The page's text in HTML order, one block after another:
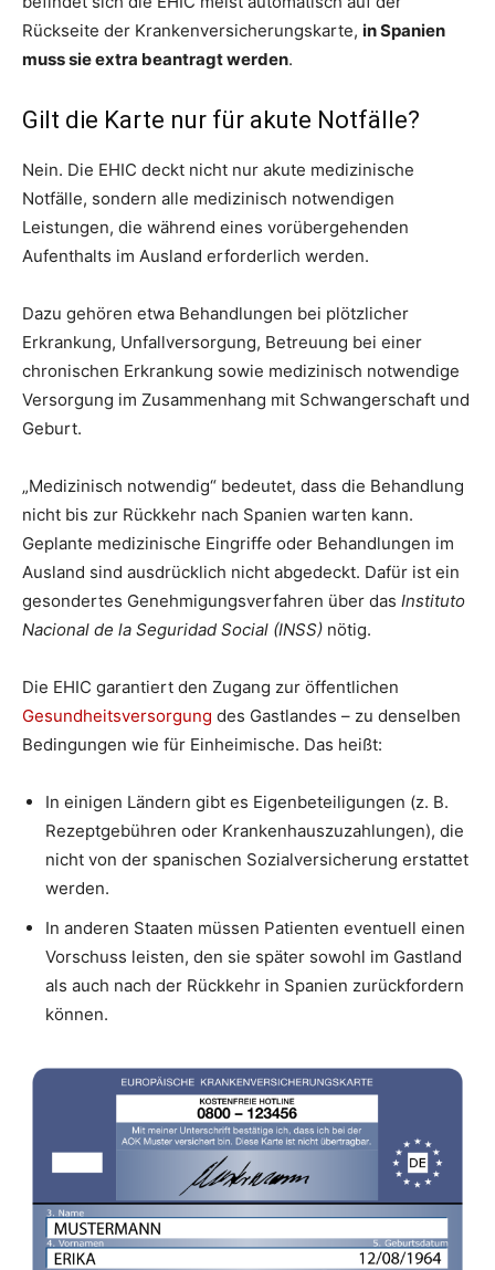
Rückseite der Krankenversicherungskarte, in Spanien
muss sie extra beantragt werden.
Gilt die Karte nur für akute Notfälle?
Nein. Die EHIC deckt nicht nur akute medizinische
Notfälle, sondern alle medizinisch notwendigen
Leistungen, die während eines vorübergehenden
Aufenthalts im Ausland erforderlich werden.
Dazu gehören etwa Behandlungen bei plötzlicher
Erkrankung, Unfallversorgung, Betreuung bei einer
chronischen Erkrankung sowie medizinisch notwendige
Versorgung im Zusammenhang mit Schwangerschaft und
Geburt.
„Medizinisch notwendig“ bedeutet, dass die Behandlung
nicht bis zur Rückkehr nach Spanien warten kann.
Geplante medizinische Eingriffe oder Behandlungen im
Ausland sind ausdrücklich nicht abgedeckt. Dafür ist ein
gesondertes Genehmigungsverfahren über das Instituto
Nacional de la Seguridad Social (INSS) nötig.
Die EHIC garantiert den Zugang zur öffentlichen
Gesundheitsversorgung des Gastlandes – zu denselben
Bedingungen wie für Einheimische. Das heißt:
In einigen Ländern gibt es Eigenbeteiligungen (z. B.
Rezeptgebühren oder Krankenhauszuzahlungen), die
nicht von der spanischen Sozialversicherung erstattet
werden.
In anderen Staaten müssen Patienten eventuell einen
Vorschuss leisten, den sie später sowohl im Gastland
als auch nach der Rückkehr in Spanien zurückfordern
können.